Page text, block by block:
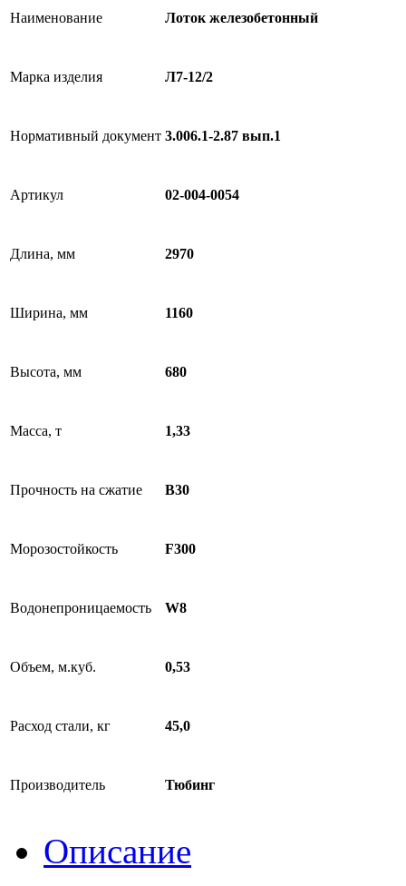
Наименование Лоток железобетонный
Марка изделия Л7-12/2
Нормативный документ 3.006.1-2.87 вып.1
Артикул 02-004-0054
Длина, мм 2970
Ширина, мм 1160
Высота, мм 680
Масса, т 1,33
Прочность на сжатие B30
Морозостойкость F300
Водонепроницаемость W8
Объем, м.куб. 0,53
Расход стали, кг 45,0
Производитель Тюбинг
Описание